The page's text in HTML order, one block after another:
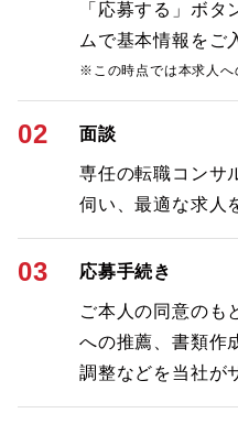
「応募する」ボ
ムで基本情報をご
※この時点では本求人へ
02 面談
専任の転職コンサ
伺い、最適な求人
03 応募手続き
ご本人の同意のも
への推薦、書類作
調整などを当社が